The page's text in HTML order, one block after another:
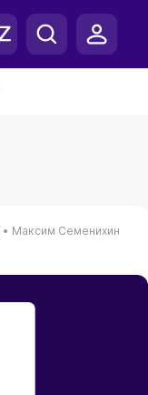
• Максим Семенихин